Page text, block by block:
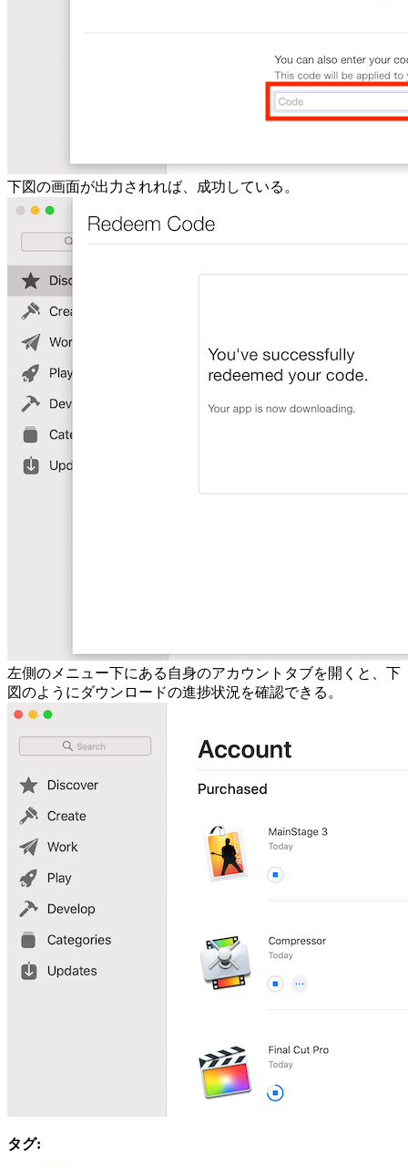
下図の画面が出力されれば、成功している。
左側のメニュー下にある自身のアカウントタブを開くと、下
図のようにダウンロードの進捗状況を確認できる。
タグ: